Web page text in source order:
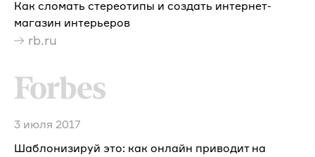
Как сломать стереотипы и создать интернет-
магазин интерьеров
rb.ru
3 июля 2017
Шаблонизируй это: как онлайн приводит на